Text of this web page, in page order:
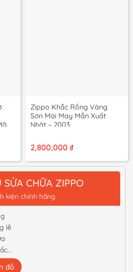
Zippo Khắc Rồng Vàng
Sơn Mài May Mắn Xuất
Nhật – 2003
2,800,000 ₫
SỬA CHỮA ZIPPO
kiện chính hãng
lề
đồ